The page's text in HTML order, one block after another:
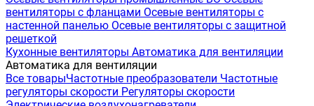
вентиляторы с фланцами Осевые вентиляторы с
настенной панелью Осевые вентиляторы с защитной
решеткой
Кухонные вентиляторы Автоматика для вентиляции
Автоматика для вентиляции
Все товарыЧастотные преобразователи Частотные
регуляторы скорости Регуляторы скорости